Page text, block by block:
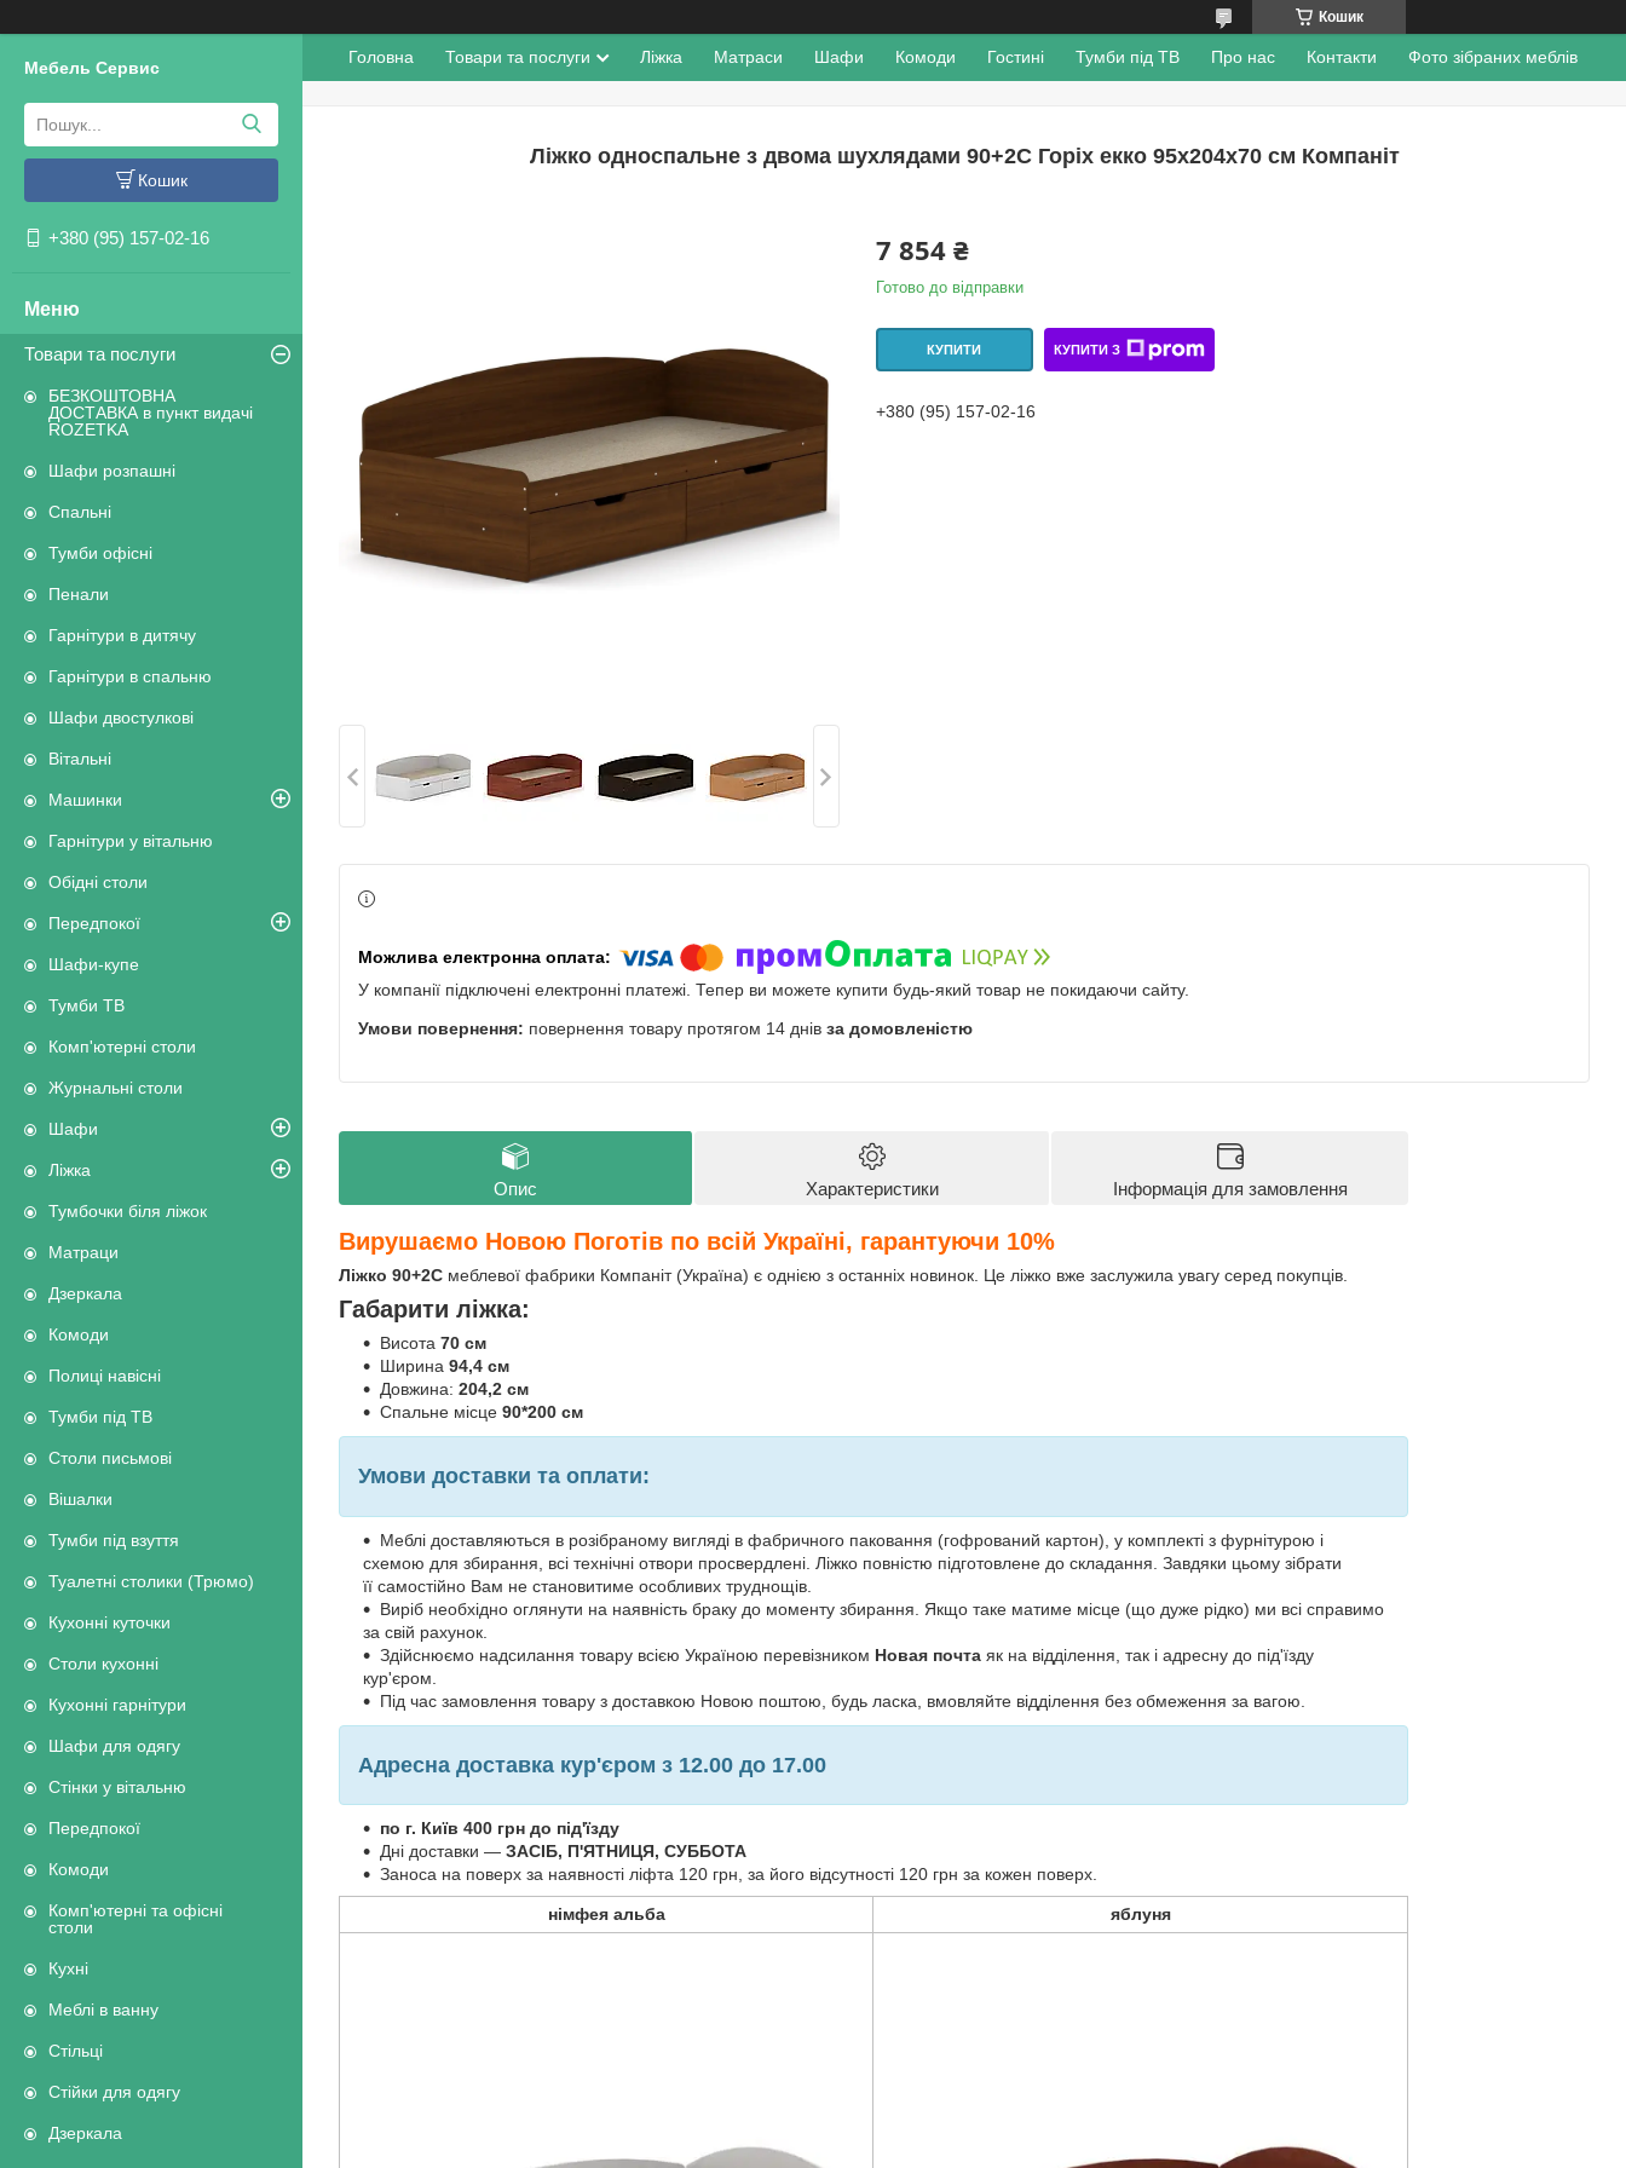
Кошик
Мебель Сервис
Кошик
+380 (95) 157-02-16
Товари та послуги
БЕЗКОШТОВНА
ДОСТАВКА в пункт видачі
ROZETKA
Шафи розпашні
Спальні
Тумби офісні
Пенали
Гарнітури в дитячу
Гарнітури в спальню
Шафи двостулкові
Вітальні
Машинки
Гарнітури у вітальню
Обідні столи
Передпокої
Шафи-купе
Тумби ТВ
Комп'ютерні столи
Журнальні столи
Шафи
Ліжка
Тумбочки біля ліжок
Матраци
Дзеркала
Комоди
Полиці навісні
Тумби під ТВ
Столи письмові
Вішалки
Тумби під взуття
Туалетні столики (Трюмо)
Кухонні куточки
Столи кухонні
Кухонні гарнітури
Шафи для одягу
Стінки у вітальню
Передпокої
Комоди
Комп'ютерні та офісні
столи
Кухні
Меблі в ванну
Стільці
Стійки для одягу
Дзеркала
Головна Товари та послуги Ліжка Матраси Шафи Комоди Гостині Тумби під ТВ Про нас Контакти Фото зібраних меблів
Ліжко односпальне з двома шухлядами 90+2С Горіх екко 95х204х70 см Компаніт
7 854 ₴
Готово до відправки
КУПИТИ КУПИТИ З
+380 (95) 157-02-16
У компанії підключені електронні платежі. Тепер ви можете купити будь-який товар не покидаючи сайту.
повернення товару протягом 14 днів за домовленістю
Опис Характеристики Інформація для замовлення
Вирушаємо Новою Поготів по всій Україні, гарантуючи 10%
Ліжко 90+2С меблевої фабрики Компаніт (Україна) є однією з останніх новинок. Це ліжко вже заслужила увагу серед покупців.
Габарити ліжка:
Висота 70 см
Ширина 94,4 см
Довжина: 204,2 см
Спальне місце 90*200 см
Умови доставки та оплати:
Меблі доставляються в розібраному вигляді в фабричного паковання (гофрований картон), у комплекті з фурнітурою і
схемою для збирання, всі технічні отвори просвердлені. Ліжко повністю підготовлене до складання. Завдяки цьому зібрати
її самостійно Вам не становитиме особливих труднощів.
Виріб необхідно оглянути на наявність браку до моменту збирання. Якщо таке матиме місце (що дуже рідко) ми всі справимо
за свій рахунок.
Здійснюємо надсилання товару всією Україною перевізником Новая почта як на відділення, так і адресну до під'їзду
кур'єром.
Під час замовлення товару з доставкою Новою поштою, будь ласка, вмовляйте відділення без обмеження за вагою.
Адресна доставка кур'єром з 12.00 до 17.00
по г. Київ 400 грн до під'їзду
Дні доставки — ЗАСІБ, П'ЯТНИЦЯ, СУББОТА
Заноса на поверх за наявності ліфта 120 грн, за його відсутності 120 грн за кожен поверх.
німфея альба яблуня